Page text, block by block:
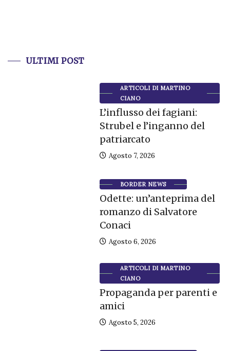
ULTIMI POST
ARTICOLI DI MARTINO
CIANO
L’influsso dei fagiani:
Strubel e l’inganno del
patriarcato
Agosto 7, 2026
BORDER NEWS
Odette: un’anteprima del
romanzo di Salvatore
Conaci
Agosto 6, 2026
ARTICOLI DI MARTINO
CIANO
Propaganda per parenti e
amici
Agosto 5, 2026